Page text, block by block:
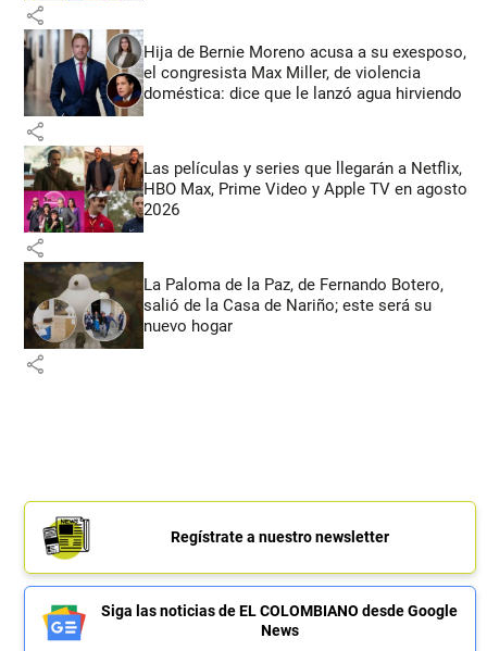
share
Hija de Bernie Moreno acusa a su exesposo,
el congresista Max Miller, de violencia
doméstica: dice que le lanzó agua hirviendo
share
Las películas y series que llegarán a Netflix,
HBO Max, Prime Video y Apple TV en agosto
2026
share
La Paloma de la Paz, de Fernando Botero,
salió de la Casa de Nariño; este será su
nuevo hogar
share
Regístrate a nuestro newsletter
Siga las noticias de EL COLOMBIANO desde Google
News